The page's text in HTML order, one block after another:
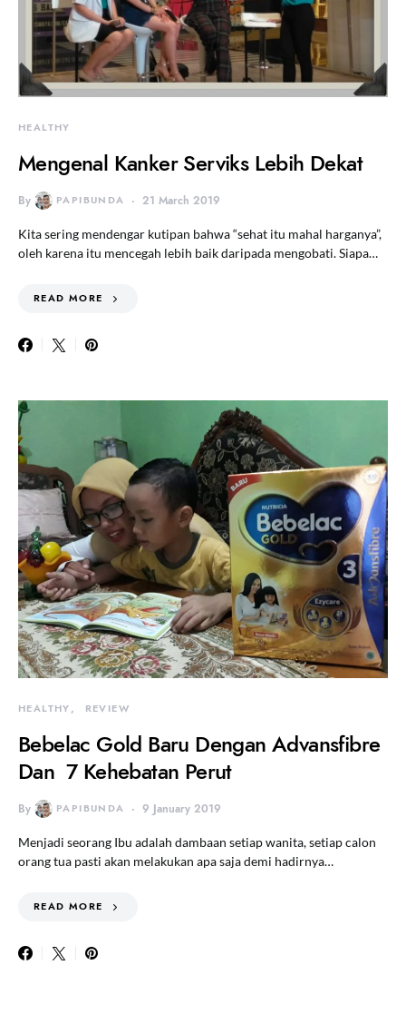
HEALTHY
Mengenal Kanker Serviks Lebih Dekat
By PAPIBUNDA 21 March 2019
Kita sering mendengar kutipan bahwa “sehat itu mahal harganya”,
oleh karena itu mencegah lebih baik daripada mengobati. Siapa…
READ MORE
HEALTHY REVIEW
Bebelac Gold Baru Dengan Advansfibre
Dan 7 Kehebatan Perut
By PAPIBUNDA 9 January 2019
Menjadi seorang Ibu adalah dambaan setiap wanita, setiap calon
orang tua pasti akan melakukan apa saja demi hadirnya…
READ MORE